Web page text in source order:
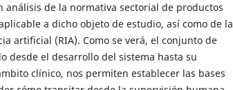
análisis de la normativa sectorial de productos
a dicho objeto de estudio, así como de la
artificial (RIA). Como se verá, el conjunto de
desde el desarrollo del sistema hasta su
clínico, nos permiten establecer las bases